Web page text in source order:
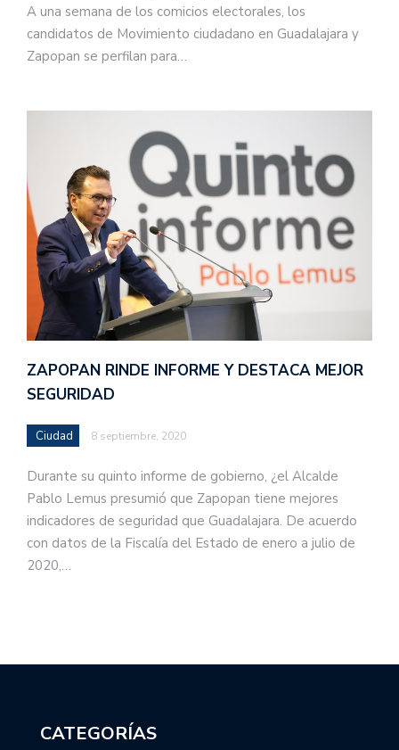
A una semana de los comicios electorales, los
candidatos de Movimiento ciudadano en Guadalajara y
Zapopan se perfilan para…
ZAPOPAN RINDE INFORME Y DESTACA MEJOR
SEGURIDAD
Ciudad 8 septiembre, 2020
Durante su quinto informe de gobierno, ¿el Alcalde
Pablo Lemus presumió que Zapopan tiene mejores
indicadores de seguridad que Guadalajara. De acuerdo
con datos de la Fiscalía del Estado de enero a julio de
2020,…
CATEGORÍAS